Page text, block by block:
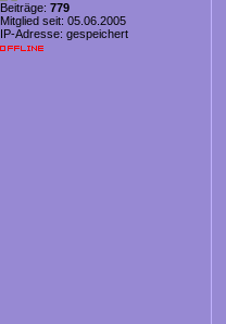
Beiträge: 779
Mitglied seit: 05.06.2005
IP-Adresse: gespeichert